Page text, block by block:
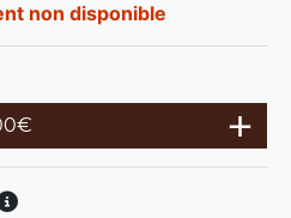
non disponible
€